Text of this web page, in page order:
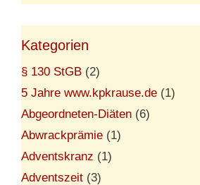
Kategorien
§ 130 StGB (2)
5 Jahre www.kpkrause.de (1)
Abgeordneten-Diäten (6)
Abwrackprämie (1)
Adventskranz (1)
Adventszeit (3)